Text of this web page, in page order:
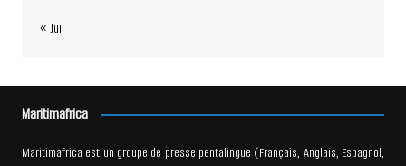
« Juil
Maritimafrica
Maritimafrica est un groupe de presse pentalingue (Français, Anglais, Espagnol,